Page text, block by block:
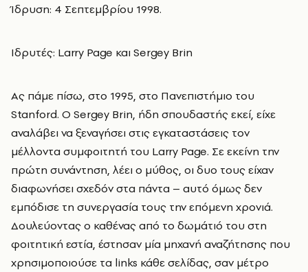
Ίδρυση: 4 Σεπτεμβρίου 1998.
Ιδρυτές: Larry Page και Sergey Brin
Ας πάμε πίσω, στο 1995, στο Πανεπιστήμιο του
Stanford. Ο Sergey Brin, ήδη σπουδαστής εκεί, είχε
αναλάβει να ξεναγήσει στις εγκαταστάσεις τον
μέλλοντα συμφοιτητή του Larry Page. Σε εκείνη την
πρώτη συνάντηση, λέει ο μύθος, οι δυο τους είχαν
διαφωνήσει σχεδόν στα πάντα – αυτό όμως δεν
εμπόδισε τη συνεργασία τους την επόμενη χρονιά.
Δουλεύοντας ο καθένας από το δωμάτιό του στη
φοιτητική εστία, έστησαν μία μηχανή αναζήτησης που
χρησιμοποιούσε τα links κάθε σελίδας, σαν μέτρο